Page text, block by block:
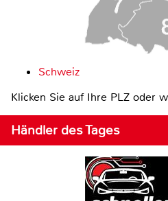
Schweiz
Klicken Sie auf Ihre PLZ oder
Händler des Tages